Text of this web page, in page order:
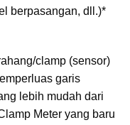
berpasangan, dll.)*
clamp (sensor)
garis
lebih mudah dari
Meter yang baru